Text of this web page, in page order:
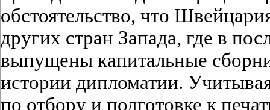
обстоятельство, что
других стран Запада, где в
выпущены капитальные
истории дипломатии.
по отбору и подготовке к